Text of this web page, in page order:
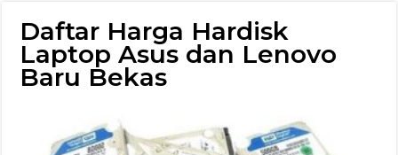
Daftar Harga Hardisk
Laptop Asus dan Lenovo
Baru Bekas